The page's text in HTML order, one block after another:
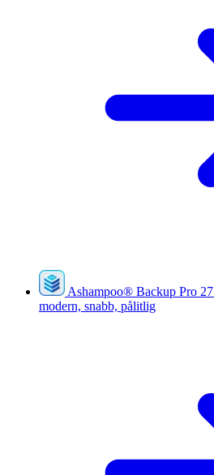
Ashampoo® Backup Pro 27
modern, snabb, pålitlig